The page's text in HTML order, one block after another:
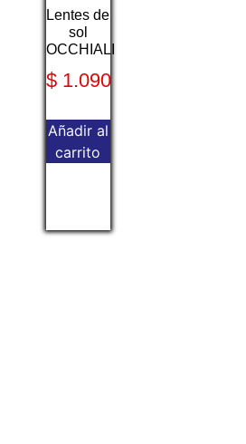
Lentes de
sol
OCCHIALI
$1.090
Añadir al
carrito